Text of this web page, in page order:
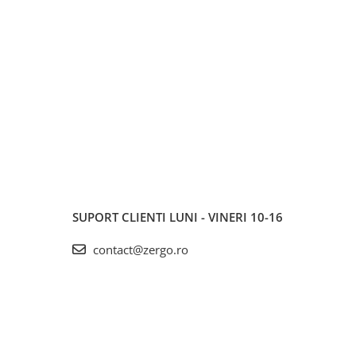
SUPORT CLIENTI LUNI - VINERI 10-16
contact@zergo.ro